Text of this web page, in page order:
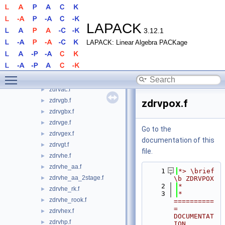
LAPACK 3.12.1
LAPACK: Linear Algebra PACKage
zchktp.f
zchktr.f
► zchktsqr.f
► zchktz.f
zchkunhr_col.f
► zdrvac.f
► zdrvgb.f
► zdrvgbx.f
► zdrvge.f
► zdrvgex.f
► zdrvgt.f
► zdrvhe.f
► zdrvhe_aa.f
► zdrvhe_aa_2stage.f
► zdrvhe_rk.f
► zdrvhe_rook.f
► zdrvhex.f
► zdrvhp.f
zdrvpox.f
Go to the
documentation of this
file.
    1
*> \brief
\b ZDRVPOX
    2
*
    3
*
==========
=
DOCUMENTAT